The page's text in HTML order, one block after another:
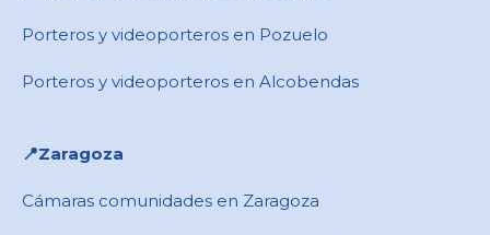
Porteros y videoporteros en Pozuelo
Porteros y videoporteros en Alcobendas
📍Zaragoza
Cámaras comunidades en Zaragoza